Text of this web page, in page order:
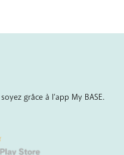
grâce à l’app My BASE.